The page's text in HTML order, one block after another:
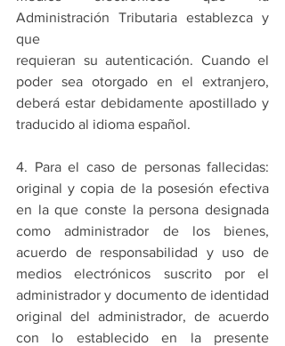
Administración Tributaria establezca y
que
requieran su autenticación. Cuando el
poder sea otorgado en el extranjero,
deberá estar debidamente apostillado y
traducido al idioma español.
4. Para el caso de personas fallecidas:
original y copia de la posesión efectiva
en la que conste la persona designada
como administrador de los bienes,
acuerdo de responsabilidad y uso de
medios electrónicos suscrito por el
administrador y documento de identidad
original del administrador, de acuerdo
con lo establecido en la presente